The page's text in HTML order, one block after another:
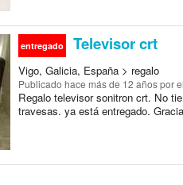
entregado Televisor crt
Vigo, Galicia, España > regalo
Publicado hace más de 12 añospor
Regalo televisor sonitron crt. No
travesas. ya está entregado.